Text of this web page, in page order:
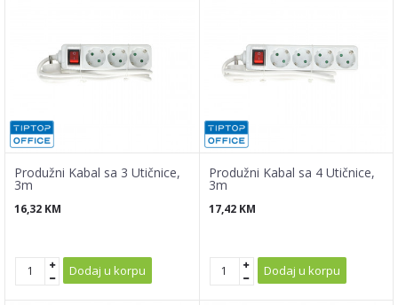
Produžni Kabal sa 3 Utičnice,
3m
16,32 KM
Dodaj u korpu
Produžni Kabal sa 4 Utičnice,
3m
17,42 KM
Dodaj u korpu